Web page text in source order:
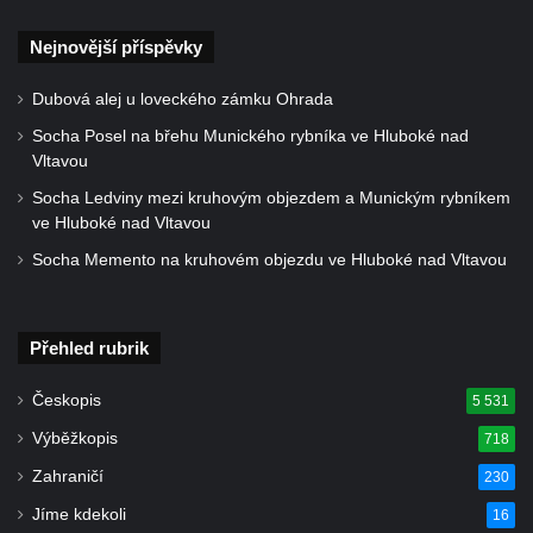
Socha Panter v ZOO Leipzig
Socha Atlet v ZOO Leipzig
Socha Marabu v ZOO Leipzig
Busta Karla Maxe Schneidera v ZOO
Leipzig
Socha Uprchlý otrok bojuje s divokým psem
v ZOO Dresden
Socha krokodýla v ZOO Dresden
Socha slona v ZOO Dresden
Nejnovější příspěvky
Dubová alej u loveckého zámku Ohrada
Socha Posel na břehu Munického rybníka ve Hluboké nad
Vltavou
Socha Ledviny mezi kruhovým objezdem a Munickým rybníkem
ve Hluboké nad Vltavou
Socha Memento na kruhovém objezdu ve Hluboké nad Vltavou
Přehled rubrik
Českopis 5 531
Výběžkopis 718
Zahraničí 230
Jíme kdekoli 16